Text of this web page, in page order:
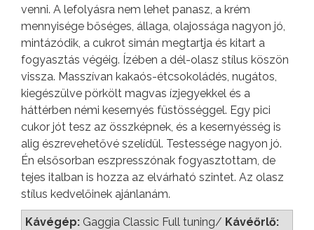
venni. A lefolyásra nem lehet panasz, a krém
mennyisége bőséges, állaga, olajossága nagyon jó,
mintázódik, a cukrot simán megtartja és kitart a
fogyasztás végéig. Ízében a dél-olasz stílus köszön
vissza. Masszívan kakaós-étcsokoládés, nugátos,
kiegészülve pörkölt magvas ízjegyekkel és a
háttérben némi kesernyés füstösséggel. Egy pici
cukor jót tesz az összképnek, és a kesernyésség is
alig észrevehetővé szelídül. Testessége nagyon jó.
Én elsősorban eszpresszónak fogyasztottam, de
tejes italban is hozza az elvárható szintet. Az olasz
stílus kedvelőinek ajánlanám.
Kávégép: Gaggia Classic Full tuning/ Kávéőrlő: